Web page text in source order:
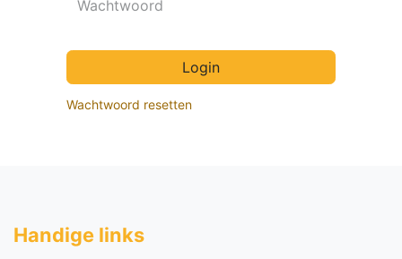
Login
Wachtwoord resetten
Handige li​nks